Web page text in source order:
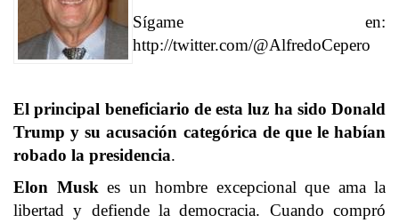
Sígame en:
http://twitter.com/@AlfredoCepero
El principal beneficiario de esta luz ha sido Donald
Trump y su acusación categórica de que le habían
robado la presidencia.
Elon Musk es un hombre excepcional que ama la
libertad y defiende la democracia. Cuando compró